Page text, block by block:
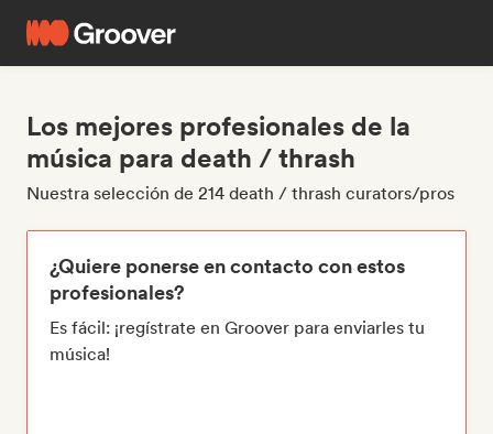
Los mejores profesionales de la
música para death / thrash
Nuestra selección de 214 death / thrash curators/pros
¿Quiere ponerse en contacto con estos
profesionales?
Es fácil: ¡regístrate en Groover para enviarles tu
música!